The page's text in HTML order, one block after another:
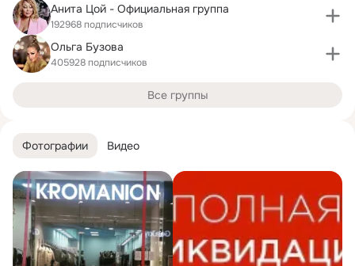
Фотографии Видео
Анита Цой - Официальная группа
192968 подписчиков
Ольга Бузова
405928 подписчиков
Все группы